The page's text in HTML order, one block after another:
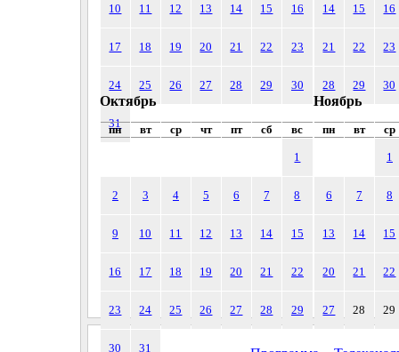
10 11 12 13 14 15 16
17 18 19 20 21 22 23
24 25 26 27 28 29 30
31
14 15 16
21 22 23
28 29 30
Октябрь
пн вт ср чт пт сб вс
1
2 3 4 5 6 7 8
9 10 11 12 13 14 15
16 17 18 19 20 21 22
23 24 25 26 27 28 29
30 31
Ноябрь
пн вт ср
1
6 7 8
13 14 15
20 21 22
27 28 29